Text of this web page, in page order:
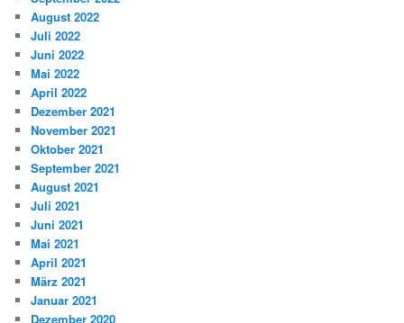
August 2022
Juli 2022
Juni 2022
Mai 2022
April 2022
Dezember 2021
November 2021
Oktober 2021
September 2021
August 2021
Juli 2021
Juni 2021
Mai 2021
April 2021
März 2021
Januar 2021
Dezember 2020